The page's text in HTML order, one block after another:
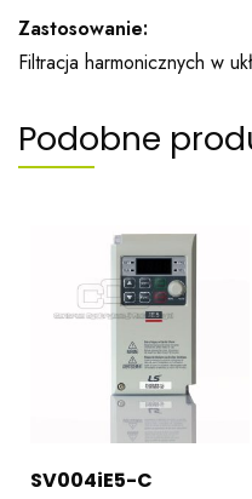
Zastosowanie:
Filtracja harmonicznych w
Podobne
SV004iE5-C